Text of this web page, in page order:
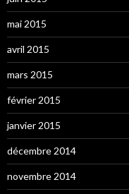
mai 2015
avril 2015
mars 2015
février 2015
janvier 2015
décembre 2014
novembre 2014